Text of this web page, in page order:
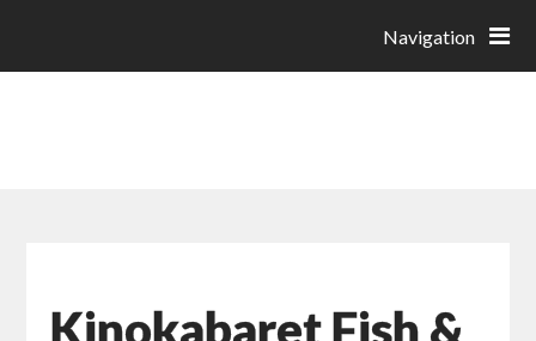
PORTFOLIO VON FRANZISKA NEUMEISTERNavigation
Kinokabaret Fish &